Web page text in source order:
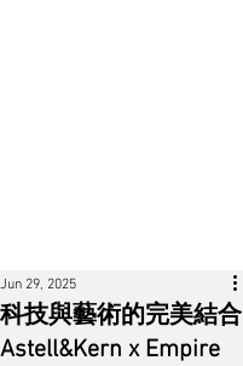
科技與藝術的完美結合
Astell&Kern x Empire
Jun 29, 2025